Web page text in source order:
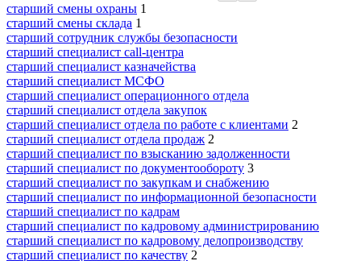
старший смены охраны 1
старший смены склада 1
старший сотрудник службы безопасности
старший специалист call-центра
старший специалист казначейства
старший специалист МСФО
старший специалист операционного отдела
старший специалист отдела закупок
старший специалист отдела по работе с клиентами 2
старший специалист отдела продаж 2
старший специалист по взысканию задолженности
старший специалист по документообороту 3
старший специалист по закупкам и снабжению
старший специалист по информационной безопасности
старший специалист по кадрам
старший специалист по кадровому администрированию
старший специалист по кадровому делопроизводству
старший специалист по качеству 2